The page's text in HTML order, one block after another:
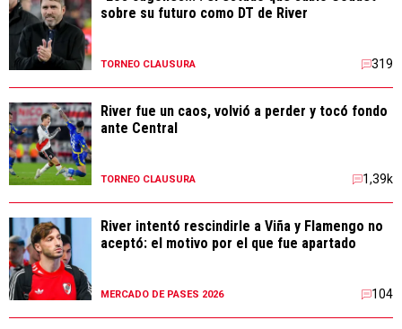
sobre su futuro como DT de River
TORNEO CLAUSURA 319
River fue un caos, volvió a perder y tocó fondo
ante Central
TORNEO CLAUSURA 1,39k
River intentó rescindirle a Viña y Flamengo no
aceptó: el motivo por el que fue apartado
MERCADO DE PASES 2026 104